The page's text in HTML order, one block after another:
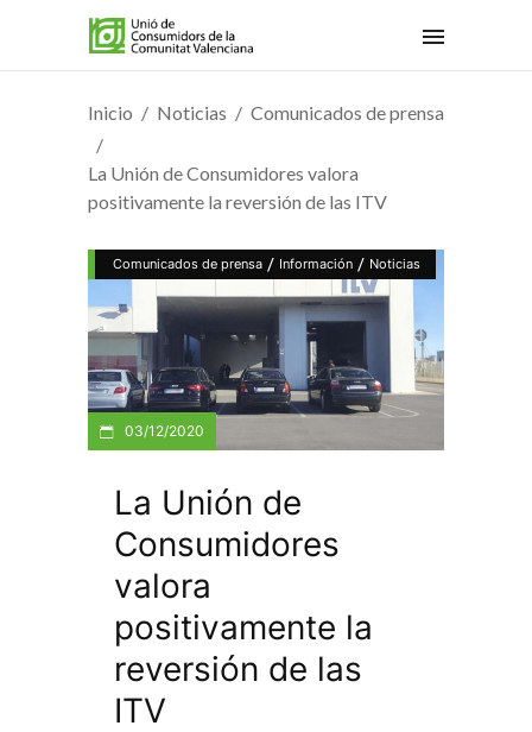
Inicio Noticias Comunicados de prensa
La Unión de Consumidores valora
positivamente la reversión de las ITV
Comunicados de prensa / Información / Noticias
03/12/2020
La Unión de
Consumidores
valora
positivamente la
reversión de las
ITV